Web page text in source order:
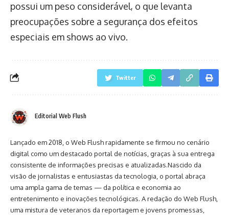
possui um peso considerável, o que levanta
preocupações sobre a segurança dos efeitos
especiais em shows ao vivo.
Twitter
Editorial Web Flush
Lançado em 2018, o Web Flush rapidamente se firmou no cenário
digital como um destacado portal de notícias, graças à sua entrega
consistente de informações precisas e atualizadas.Nascido da
visão de jornalistas e entusiastas da tecnologia, o portal abraça
uma ampla gama de temas — da política e economia ao
entretenimento e inovações tecnológicas. A redação do Web Flush,
uma mistura de veteranos da reportagem e jovens promessas,